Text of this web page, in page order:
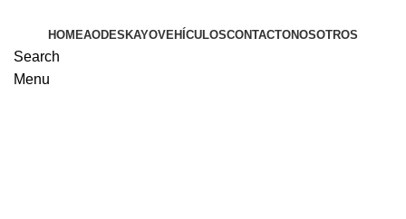
HOMEAODES KAYOVEHÍCULOSCONTACTONOSOTROS
Search
Menu